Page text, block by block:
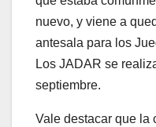
nuevo, y viene a
antesala para los
Los JADAR se
septiembre.
Vale destacar que la